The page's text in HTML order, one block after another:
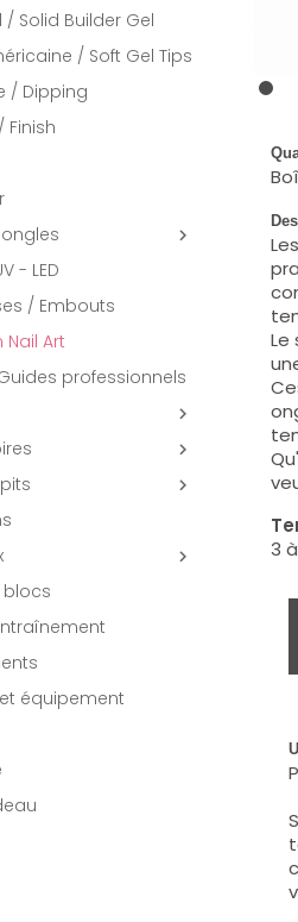
/ Solid Builder Gel
/ Soft Gel Tips
/ Dipping
Finish

- LED
/ Embouts
Nail Art
professionnels




blocs
équipement
Le
3